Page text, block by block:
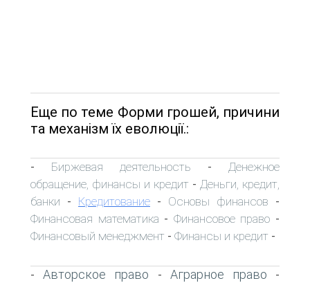
Еще по теме Форми грошей, причини
та механізм їх еволюції.:
- Биржевая деятельность - Денежное
обращение, финансы и кредит - Деньги, кредит,
банки - Кредитование - Основы финансов -
Финансовая математика - Финансовое право -
Финансовый менеджмент - Финансы и кредит -
-Авторское право - Аграрное право -